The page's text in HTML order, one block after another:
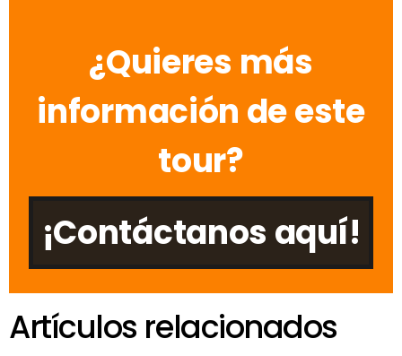
¿Quieres más
información de este
tour?
¡Contáctanos aquí!
Artículos relacionados